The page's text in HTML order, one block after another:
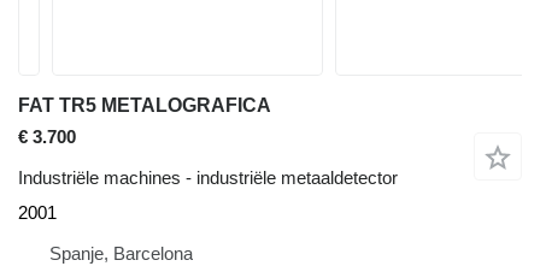
FAT TR5 METALOGRAFICA
€ 3.700
Industriële machines - industriële metaaldetector
2001
Spanje, Barcelona